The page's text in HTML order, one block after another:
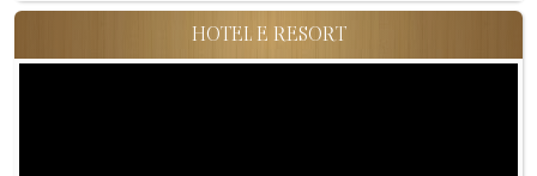
HOTEL E RESORT